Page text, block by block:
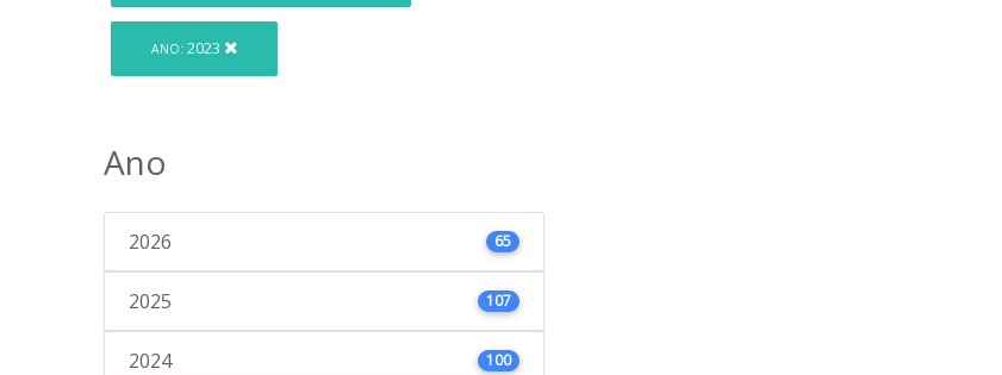
ANO: 2023
Ano
2026 65
2025 107
2024 100